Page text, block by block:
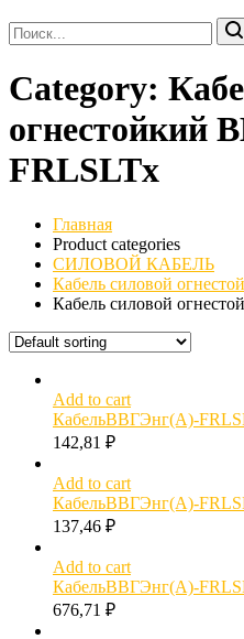
Category:
огнестойкий
FRLSLTx
Главная
Product categories
СИЛОВОЙ КАБЕЛЬ
Кабель силовой
Кабель силовой
Add to cart
КабельВВГЭнг(А)-
142,81 ₽
Add to cart
КабельВВГЭнг(А)-
137,46 ₽
Add to cart
КабельВВГЭнг(А)-
676,71 ₽